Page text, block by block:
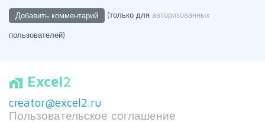
(только для авторизованных
пользователей)
home_work Excel2
creator@excel2.ru
Пользовательское соглашение